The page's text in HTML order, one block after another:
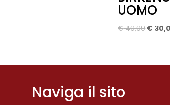
UOMO
€40,00 Il
€
Naviga il sito